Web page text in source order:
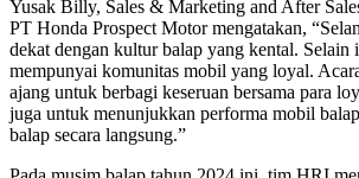
Yusak Billy, Sales & Marketing and After
PT Honda Prospect Motor mengatakan,
dekat dengan kultur balap yang kental. Selain
mempunyai komunitas mobil yang loyal.
ajang untuk berbagi keseruan bersama para
juga untuk menunjukkan performa mobil
balap secara langsung.”